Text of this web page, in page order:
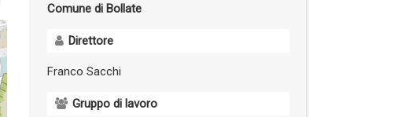
Comune di Bollate
Direttore
Franco Sacchi
Gruppo di lavoro